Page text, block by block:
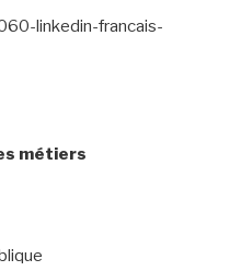
linkedin-francais-
métiers